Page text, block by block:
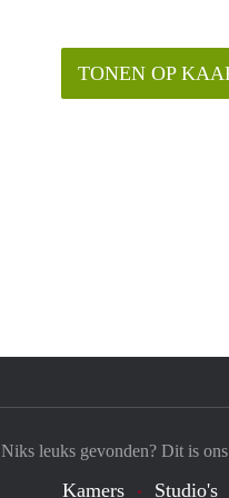
TONEN OP
Niks leuks gevonden? Dit is
Kamers Studio's